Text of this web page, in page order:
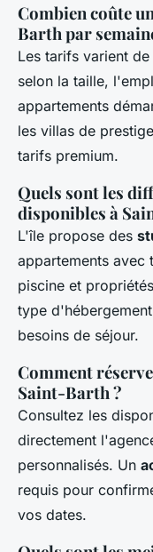
Combien coûte
Barth par
Les tarifs varient de
selon la taille,
appartements
les villas de
tarifs premium.
Quels sont les
disponibles à
L'île propose des
appartements avec
piscine et
type
besoins de séjour.
Comment
Saint-Barth ?
Consultez les
directement
personnalisés. Un
requis pour
vos dates.